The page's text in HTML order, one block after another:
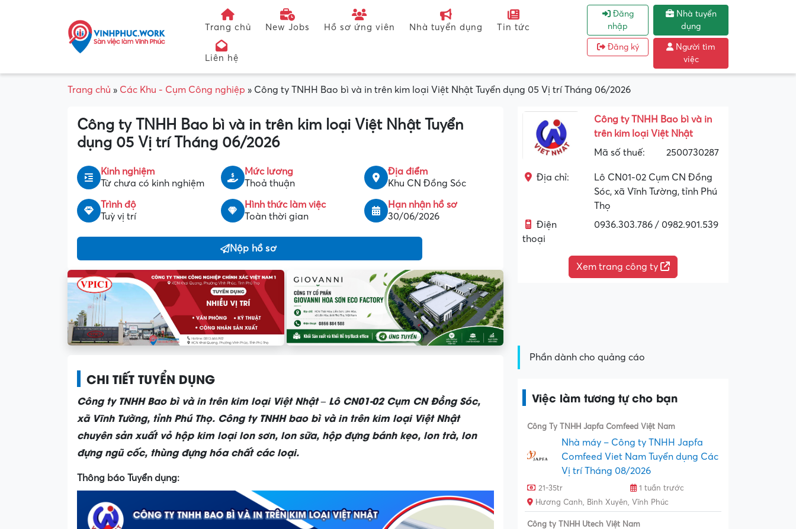
Trang chủ New Jobs Hồ sơ ứng viên Nhà tuyển dụng Tin tức
Liên hệ
Đăng
nhập
Đăng ký
Nhà tuyển
dụng
Người tìm
việc
Trang chủ » Các Khu - Cụm Công nghiệp » Công ty TNHH Bao bì và in trên kim loại Việt Nhật Tuyển dụng 05 Vị trí Tháng 06/2026
Công ty TNHH Bao bì và in trên kim loại Việt Nhật Tuyển
dụng 05 Vị trí Tháng 06/2026
Kinh nghiệm
Từ chưa có kinh nghiệm
Mức lương
Thoả thuận
Địa điểm
Khu CN Đồng Sóc
Trình độ
Tuỳ vị trí
Hình thức làm việc
Toàn thời gian
Hạn nhận hồ sơ
30/06/2026
Nộp hồ sơ
Công ty TNHH Bao bì và in
trên kim loại Việt Nhật
Mã số thuế:
2500730287
Địa chỉ:
Lô CN01-02 Cụm CN Đồng
Sóc, xã Vĩnh Tường, tỉnh Phú
Thọ
Điện
thoại
0936.303.786 / 0982.901.539
Xem trang công ty
CHI TIẾT TUYỂN DỤNG
Công ty TNHH Bao bì và in trên kim loại Việt Nhật – Lô CN01-02 Cụm CN Đồng Sóc,
xã Vĩnh Tường, tỉnh Phú Thọ. Công ty TNHH bao bì và in trên kim loại Việt Nhật
chuyên sản xuất vỏ hộp kim loại lon sơn, lon sữa, hộp đựng bánh kẹo, lon trà, lon
đựng ngũ cốc, thùng đựng hóa chất các loại.
Thông báo Tuyển dụng:
Phần dành cho quảng cáo
Việc làm tương tự cho bạn
Công Ty TNHH Japfa Comfeed Việt Nam
Nhà máy – Công ty TNHH Japfa
Comfeed Viet Nam Tuyển dụng Các
Vị trí Tháng 08/2026
21-35tr
1 tuần trước
Hương Canh, Bình Xuyên, Vĩnh Phúc
Công ty TNHH Utech Việt Nam